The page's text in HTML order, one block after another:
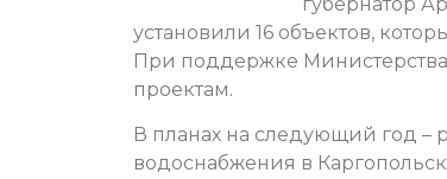
установили 16 объектов,
При поддержке Министерства
проектам.
В планах на следующий год –
водоснабжения в